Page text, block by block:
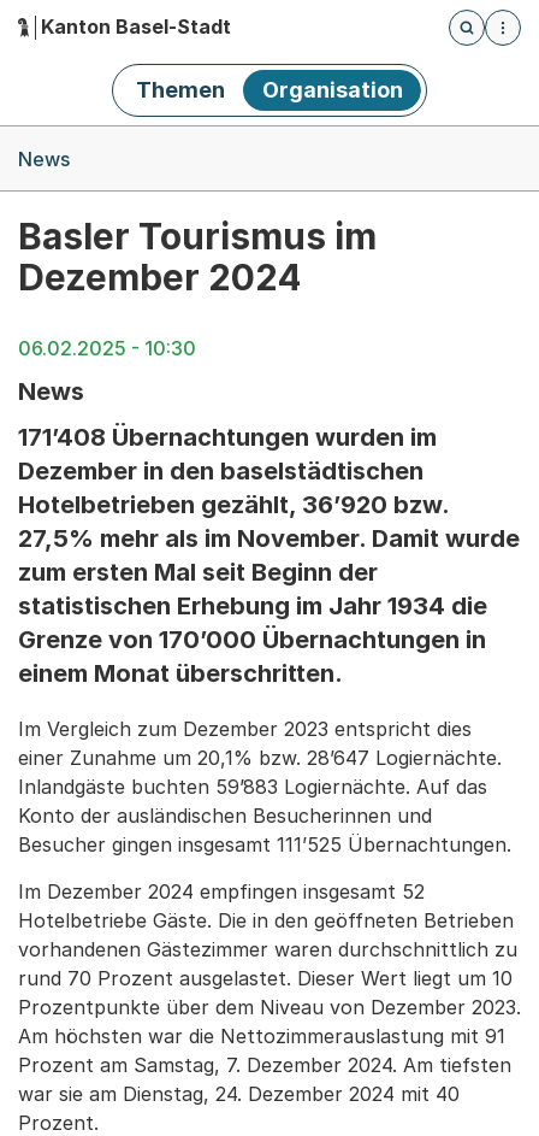
Hauptnavigation
Kanton Basel-Stadt
Öffnet
Themen Organisation
News
Basler Tourismus im
Dezember 2024
06.02.2025 - 10:30
News
171’408 Übernachtungen wurden im
Dezember in den baselstädtischen
Hotelbetrieben gezählt, 36’920 bzw.
27,5% mehr als im November. Damit wurde
zum ersten Mal seit Beginn der
statistischen Erhebung im Jahr 1934 die
Grenze von 170’000 Übernachtungen in
einem Monat überschritten.
Im Vergleich zum Dezember 2023 entspricht dies
einer Zunahme um 20,1% bzw. 28’647 Logiernächte.
Inlandgäste buchten 59’883 Logiernächte. Auf das
Konto der ausländischen Besucherinnen und
Besucher gingen insgesamt 111’525 Übernachtungen.
Im Dezember 2024 empfingen insgesamt 52
Hotelbetriebe Gäste. Die in den geöffneten Betrieben
vorhandenen Gästezimmer waren durchschnittlich zu
rund 70 Prozent ausgelastet. Dieser Wert liegt um 10
Prozentpunkte über dem Niveau von Dezember 2023.
Am höchsten war die Nettozimmerauslastung mit 91
Prozent am Samstag, 7. Dezember 2024. Am tiefsten
war sie am Dienstag, 24. Dezember 2024 mit 40
Prozent.